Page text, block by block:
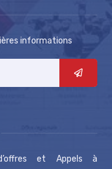
informations
et Appels à